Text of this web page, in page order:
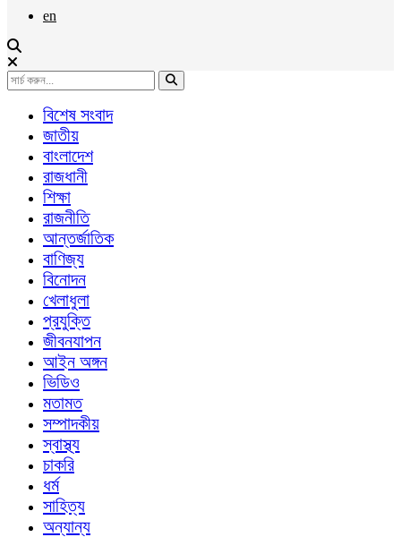
en
বিশেষ সংবাদ
জাতীয়
বাংলাদেশ
রাজধানী
শিক্ষা
রাজনীতি
আন্তর্জাতিক
বাণিজ্য
বিনোদন
খেলাধুলা
প্রযুক্তি
জীবনযাপন
আইন অঙ্গন
ভিডিও
মতামত
সম্পাদকীয়
স্বাস্থ্য
চাকরি
ধর্ম
সাহিত্য
অন্যান্য